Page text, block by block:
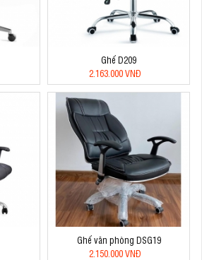
Ghế D209
2.163.000 VNĐ
Ghế văn phòng DSG19
2.150.000 VNĐ